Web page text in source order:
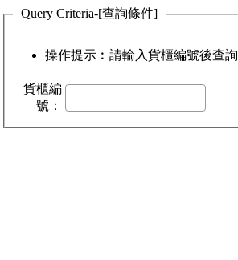
Query Criteria-[查詢條件]
操作提示︰請輸入貨櫃編號後查詢
貨櫃編
號：